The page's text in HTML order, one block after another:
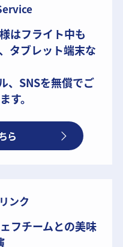
はフライト中も
タブレット端末な
、SNSを無償でご
す。
ら
ンク
フチームとの美味